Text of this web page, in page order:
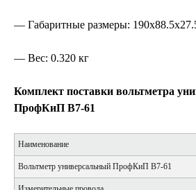
— Габаритные размеры:
— Вес: 0.320 кг
Комплект поставки вольтметра
ПрофКиП В7-61
Наименование
Вольтметр универсальный ПрофКиП В7-61